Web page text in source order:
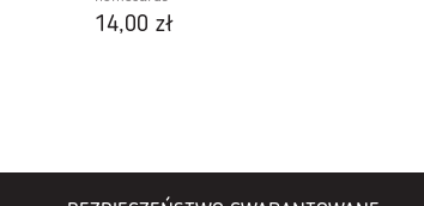
14,00 zł